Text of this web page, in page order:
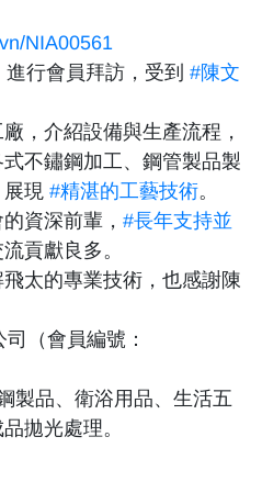
NIA00561
進行會員拜訪，受到 #陳文
，介紹設備與生產流程，
不鏽鋼加工、鋼管製品製
現 #精湛的工藝技術。
資深前輩， #長年支持並
貢獻良多。
太的專業技術，也感謝陳
（會員編號：
製品、衛浴用品、生活五
拋光處理。